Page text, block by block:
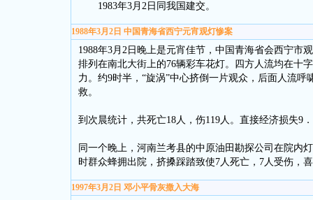
1983年3月2日同我国建交。
1988年3月2日 中国青海省西宁元宵观灯惨案
1988年3月2日晚上是元宵佳节，中国青海省会西宁市
排列在南北大街上的76辆彩车花灯。四方人流均在十
力。约9时半，“旋涡”中心挤倒一片观众，后面人流
救。
到次晨统计，共死亡18人，伤119人。直接经济损失9
同一个晚上，河南兰考县的中原油田勘探公司在院内
时群众蜂拥出院，挤搡踩踏致使7人死亡，7人受伤，
1997年3月2日 邓小平骨灰撒入大海